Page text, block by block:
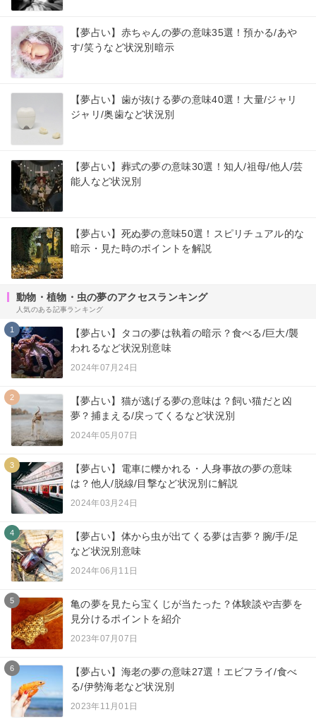
【夢占い】赤ちゃんの夢の意味35選！預かる/あや
す/笑うなど状況別暗示
【夢占い】歯が抜ける夢の意味40選！大量/ジャリ
ジャリ/奥歯など状況別
【夢占い】葬式の夢の意味30選！知人/祖母/他人/芸
能人など状況別
【夢占い】死ぬ夢の意味50選！スピリチュアル的な
暗示・見た時のポイントを解説
動物・植物・虫の夢のアクセスランキング
人気のある記事ランキング
1
【夢占い】タコの夢は執着の暗示？食べる/巨大/襲
われるなど状況別意味
2024年07月24日
2
【夢占い】猫が逃げる夢の意味は？飼い猫だと凶
夢？捕まえる/戻ってくるなど状況別
2024年05月07日
3
【夢占い】電車に轢かれる・人身事故の夢の意味
は？他人/脱線/目撃など状況別に解説
2024年03月24日
4
【夢占い】体から虫が出てくる夢は吉夢？腕/手/足
など状況別意味
2024年06月11日
5
亀の夢を見たら宝くじが当たった？体験談や吉夢を
見分けるポイントを紹介
2023年07月07日
6
【夢占い】海老の夢の意味27選！エビフライ/食べ
る/伊勢海老など状況別
2023年11月01日